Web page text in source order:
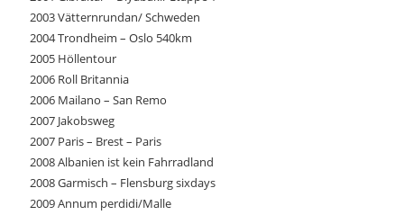
2003 Vätternrundan/ Schweden
2004 Trondheim – Oslo 540km
2005 Höllentour
2006 Roll Britannia
2006 Mailano – San Remo
2007 Jakobsweg
2007 Paris – Brest – Paris
2008 Albanien ist kein Fahrradland
2008 Garmisch – Flensburg sixdays
2009 Annum perdidi/Malle